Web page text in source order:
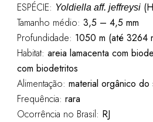
ESPÉCIE: Yoldiella aff. jeffreysi
Tamanho médio: 3,5 – 4,5 mm
Profundidade: 1050 m (até 3264
Habitat: areia lamacenta com
com biodetritos
Alimentação: material orgânico do
Frequência: rara
Ocorrência no Brasil: RJ